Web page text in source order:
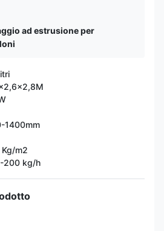
ad estrusione per
1400mm
m2
200 kg/h